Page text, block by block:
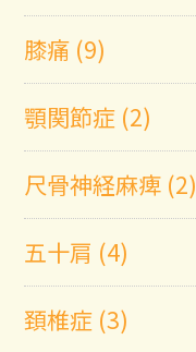
膝痛 (9)
顎関節症 (2)
尺骨神経麻痺 (2)
五十肩 (4)
頚椎症 (3)